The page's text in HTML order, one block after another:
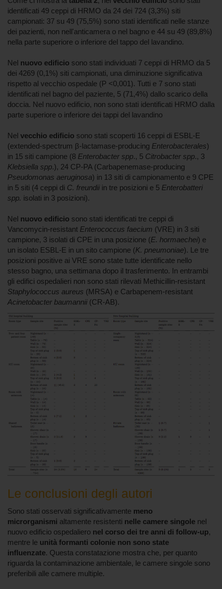
identificati 49 ceppi di HRMO da 24 dei 724 (3,3%) siti
campionati: 37 su 49 (75,5%) sono stati identificati nelle stanze
dei pazienti, non nell'anticamera o nel bagno e 44 su 49 (89,8%)
nella parte superiore o inferiore del tappo del lavandino.
Nel nuovo edificio sono stati individuati 7 ceppi di HRMO da 5
dei 4269 (0,1%) siti campionati, una diminuzione significativa
rispetto al vecchio ospedale (P <0,001). Tutti e 7 sono stati
identificati nel bagno del paziente, 5 (71,4%) dallo scarico della
doccia. Nel nuovo edificio, non sono stati identificati HRMO dalla
parte superiore o inferiore dei tappi del lavandino
Nel vecchio edificio sono stati scoperti 16 ceppi di ESBL-E
(extended-spectrum β-lactamase-producing Enterobacterales)
in 15 siti campione (8 Enterobacter spp., 5 Citrobacter spp., 3
Klebsiella spp.), 24 CP-PA (Carbapenemase-producing
Pseudomonas aeruginosa) in 13 siti di campionamento e 9 CPE
in 5 siti (4 ceppi di C. freundiiin tre posizioni e 5 Enterobatteri
spp. isolati in 3 posizioni).
Nel nuovo edificio sono stati identificati tre ceppi di
Vancomycin-resistant Enterococcus faecium (VRE) in 3 siti
campione, 3 isolati di CPE in una posizione (E. hormaechei) e
un isolato ESBL-E in un sito campione (K. pneumoniae). Le tre
posizioni positive ai VRE sono state tutte identificate nello
stesso bagno, una settimana dopo il trasferimento. In entrambi
gli edifici ospedalieri non sono stati rilevati Methicillin-resistant
Staphylococcus aureus (MRSA) e Carbapenem-resistant
Acinetobacter baumannii (CR-AB).
Le conclusioni degli autori
Sono stati osservati significativamente meno
microrganismi altamente resistenti nelle camere singole nel
nuovo edificio ospedaliero nel corso dei tre anni di follow-up,
mentre le unità formanti colonie non sono state
influenzate. Questa constatazione mostra che, per quanto
riguarda la contaminazione ambientale, le camere singole sono
preferibili alle camere multiple.